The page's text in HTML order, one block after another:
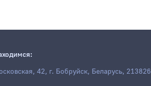
42, г. Бобруйск, Беларусь, 213826